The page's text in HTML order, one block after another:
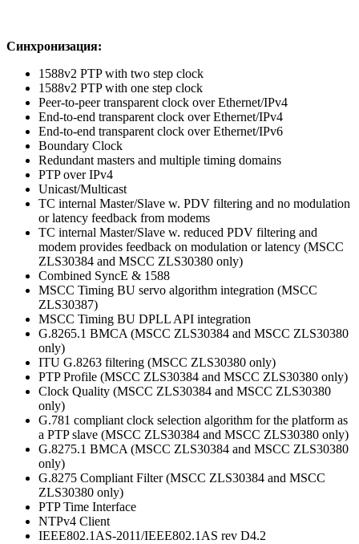
Синхронизация:
1588v2 PTP with two step clock
1588v2 PTP with one step clock
Peer-to-peer transparent clock over Ethernet/IPv4
End-to-end transparent clock over Ethernet/IPv4
End-to-end transparent clock over Ethernet/IPv6
Boundary Clock
Redundant masters and multiple timing domains
PTP over IPv4
Unicast/Multicast
TC internal Master/Slave w. PDV filtering and no modulation
or latency feedback from modems
TC internal Master/Slave w. reduced PDV filtering and
modem provides feedback on modulation or latency (MSCC
ZLS30384 and MSCC ZLS30380 only)
Combined SyncE & 1588
MSCC Timing BU servo algorithm integration (MSCC
ZLS30387)
MSCC Timing BU DPLL API integration
G.8265.1 BMCA (MSCC ZLS30384 and MSCC ZLS30380
only)
ITU G.8263 filtering (MSCC ZLS30380 only)
PTP Profile (MSCC ZLS30384 and MSCC ZLS30380 only)
Clock Quality (MSCC ZLS30384 and MSCC ZLS30380
only)
G.781 compliant clock selection algorithm for the platform as
a PTP slave (MSCC ZLS30384 and MSCC ZLS30380 only)
G.8275.1 BMCA (MSCC ZLS30384 and MSCC ZLS30380
only)
G.8275 Compliant Filter (MSCC ZLS30384 and MSCC
ZLS30380 only)
PTP Time Interface
NTPv4 Client
IEEE802.1AS-2011/IEEE802.1AS rev D4.2